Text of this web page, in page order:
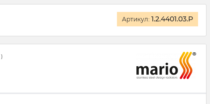
Артикул: 1.2.4401.03.P
)